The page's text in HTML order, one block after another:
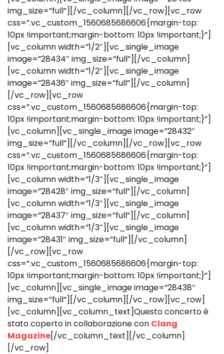
img_size=”full”][/vc_column][/vc_row][vc_row
css=”.vc_custom_1560685686606{margin-top:
10px !important;margin-bottom: 10px !important;}”]
[vc_column width=”1/2″][vc_single_image
image=”28434″ img_size=”full”][/vc_column]
[vc_column width=”1/2″][vc_single_image
image=”28436″ img_size=”full”][/vc_column]
[/vc_row][vc_row
css=”.vc_custom_1560685686606{margin-top:
10px !important;margin-bottom: 10px !important;}”]
[vc_column][vc_single_image image=”28432″
img_size=”full”][/vc_column][/vc_row][vc_row
css=”.vc_custom_1560685686606{margin-top:
10px !important;margin-bottom: 10px !important;}”]
[vc_column width=”1/3″][vc_single_image
image=”28428″ img_size=”full”][/vc_column]
[vc_column width=”1/3″][vc_single_image
image=”28437″ img_size=”full”][/vc_column]
[vc_column width=”1/3″][vc_single_image
image=”28431″ img_size=”full”][/vc_column]
[/vc_row][vc_row
css=”.vc_custom_1560685686606{margin-top:
10px !important;margin-bottom: 10px !important;}”]
[vc_column][vc_single_image image=”28438″
img_size=”full”][/vc_column][/vc_row][vc_row]
[vc_column][vc_column_text]Questo concerto è
stato coperto in collaborazione con Clang
Magazine[/vc_column_text][/vc_column]
[/vc_row]